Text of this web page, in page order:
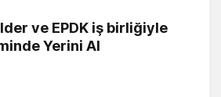
ve EPDK iş birliğiyle
Yerini Al